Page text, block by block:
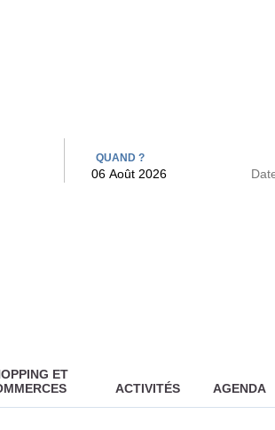
QUAND ?
ET
ACTIVITÉS AGENDA